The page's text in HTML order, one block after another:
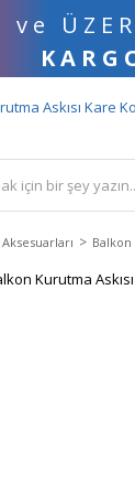
ve
Balkon